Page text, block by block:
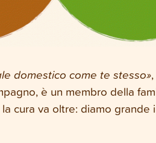
domestico come te stesso»
è un membro della
cura va oltre: diamo grande